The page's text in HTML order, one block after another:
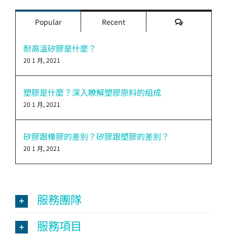
Popular Recent
評
耐高溫矽膠是什麼？
20 1 月, 2021
塑膠是什麼？深入瞭解塑膠原料的組成
20 1 月, 2021
矽膠跟橡膠的差別？矽膠跟塑膠的差別？
20 1 月, 2021
服務團隊
服務項目